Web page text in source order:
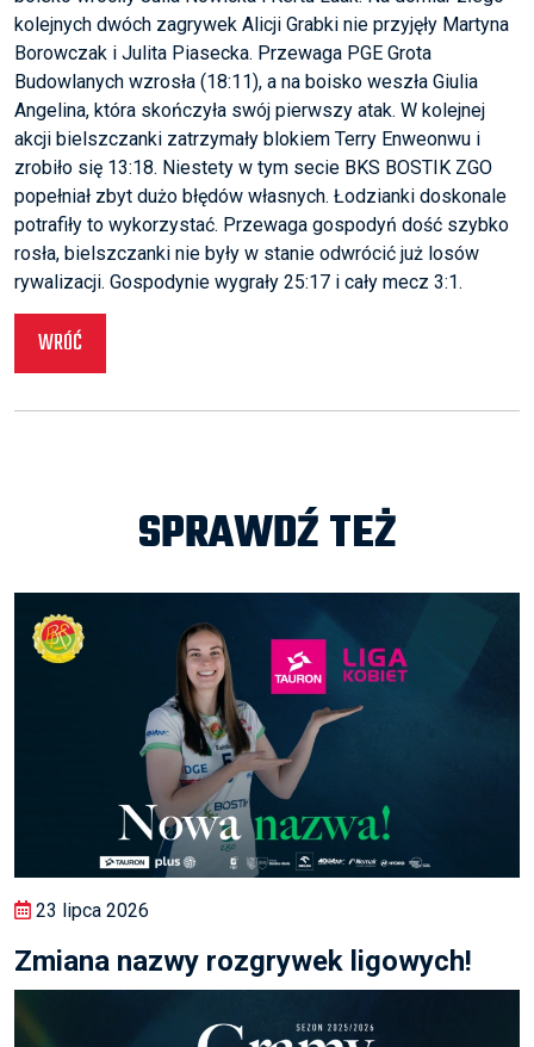
kolejnych dwóch zagrywek Alicji Grabki nie przyjęły Martyna
Borowczak i Julita Piasecka. Przewaga PGE Grota
Budowlanych wzrosła (18:11), a na boisko weszła Giulia
Angelina, która skończyła swój pierwszy atak. W kolejnej
akcji bielszczanki zatrzymały blokiem Terry Enweonwu i
zrobiło się 13:18. Niestety w tym secie BKS BOSTIK ZGO
popełniał zbyt dużo błędów własnych. Łodzianki doskonale
potrafiły to wykorzystać. Przewaga gospodyń dość szybko
rosła, bielszczanki nie były w stanie odwrócić już losów
rywalizacji. Gospodynie wygrały 25:17 i cały mecz 3:1.
WRÓĆ
SPRAWDŹ TEŻ
23 lipca 2026
Zmiana nazwy rozgrywek ligowych!